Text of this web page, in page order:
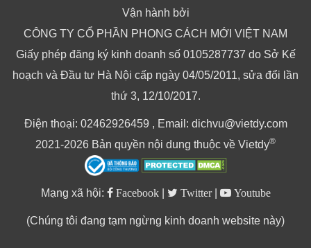
Vận hành bởi
CÔNG TY CỔ PHẦN PHONG CÁCH MỚI VIỆT NAM
Giấy phép đăng ký kinh doanh số 0105287737 do Sở Kế
hoạch và Đầu tư Hà Nội cấp ngày 04/05/2011, sửa đổi lần
thứ 3, 12/10/2017.
Điện thoại: 02462926459 , Email: dichvu@vietdy.com
2021-2026 Bản quyền nội dung thuộc về Vietdy®
Mạng xã hội: Facebook Twitter Youtube
(Chúng tôi đang tạm ngừng kinh doanh website này)